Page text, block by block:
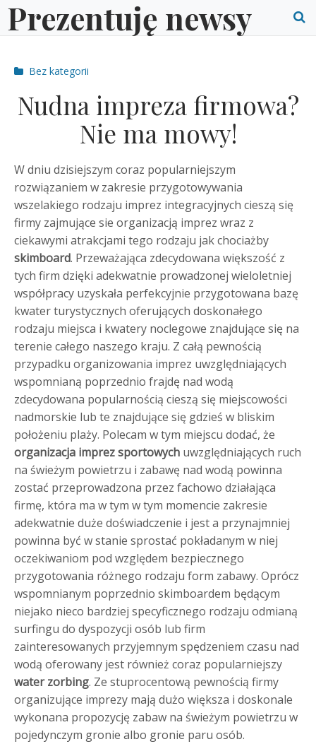
Skip
toPrezentuję newsy
Post
Bez kategorii
Nudna impreza firmowa?
Nie ma mowy!
W dniu dzisiejszym coraz popularniejszym
rozwiązaniem w zakresie przygotowywania
wszelakiego rodzaju imprez integracyjnych cieszą się
firmy zajmujące sie organizacją imprez wraz z
ciekawymi atrakcjami tego rodzaju jak chociażby
skimboard. Przeważająca zdecydowana większość z
tych firm dzięki adekwatnie prowadzonej wieloletniej
współpracy uzyskała perfekcyjnie przygotowana bazę
kwater turystycznych oferujących doskonałego
rodzaju miejsca i kwatery noclegowe znajdujące się na
terenie całego naszego kraju. Z całą pewnością
przypadku organizowania imprez uwzględniających
wspomnianą poprzednio frajdę nad wodą
zdecydowana popularnością cieszą się miejscowości
nadmorskie lub te znajdujące się gdzieś w bliskim
położeniu plaży. Polecam w tym miejscu dodać, że
organizacja imprez sportowych uwzględniających ruch
na świeżym powietrzu i zabawę nad wodą powinna
zostać przeprowadzona przez fachowo działająca
firmę, która ma w tym w tym momencie zakresie
adekwatnie duże doświadczenie i jest a przynajmniej
powinna być w stanie sprostać pokładanym w niej
oczekiwaniom pod względem bezpiecznego
przygotowania różnego rodzaju form zabawy. Oprócz
wspomnianym poprzednio skimboardem będącym
niejako nieco bardziej specyficznego rodzaju odmianą
surfingu do dyspozycji osób lub firm
zainteresowanych przyjemnym spędzeniem czasu nad
wodą oferowany jest również coraz popularniejszy
water zorbing. Ze stuprocentową pewnością firmy
organizujące imprezy mają dużo większa i doskonale
wykonana propozycję zabaw na świeżym powietrzu w
pojedynczym gronie albo gronie paru osób.